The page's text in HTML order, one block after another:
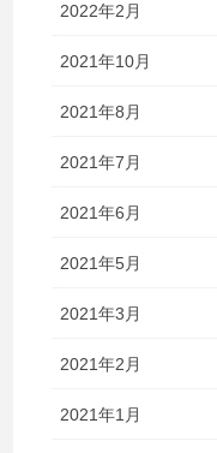
2022年2月
2021年10月
2021年8月
2021年7月
2021年6月
2021年5月
2021年3月
2021年2月
2021年1月